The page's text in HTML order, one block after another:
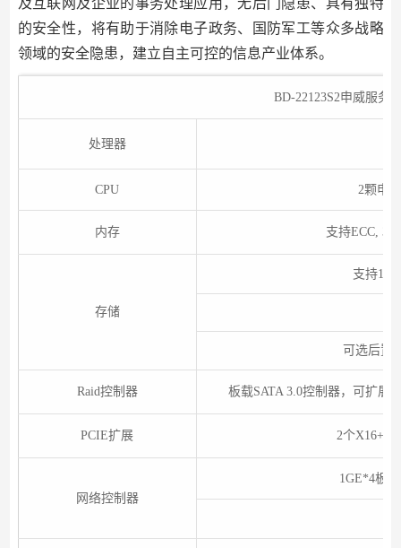
及互联网及企业的事务处理应用，无后门隐患、具有独特
的安全性，将有助于消除电子政务、国防军工等众多战略
领域的安全隐患，建立自主可控的信息产业体系。
BD-22123S2申威服务
处理器
CPU 2颗申
内存 支持ECC,
存储
支持12
可选后置
Raid控制器 板载SATA 3.0控制器，可扩展
PCIE扩展 2个
网络控制器
1GE*4板